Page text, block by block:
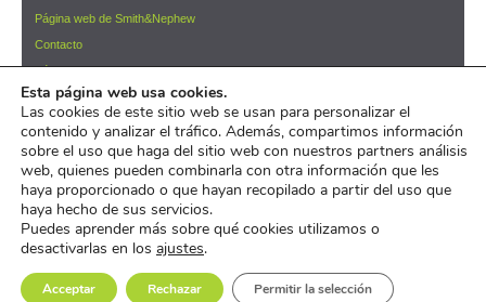
Página web de Smith&Nephew
Contacto
Términos y condiciones de uso
NEWSLETTER ¡Suscríbete ahora!
© 2026 Pacientes y Cuidadores™
pacientesycuidadores.com es un iniciativa deSmith&Nephew
Esta página web usa cookies.
Las cookies de este sitio web se usan para personalizar el
contenido y analizar el tráfico. Además, compartimos información
sobre el uso que haga del sitio web con nuestros partners análisis
web, quienes pueden combinarla con otra información que les
haya proporcionado o que hayan recopilado a partir del uso que
haya hecho de sus servicios.
Puedes aprender más sobre qué cookies utilizamos o
desactivarlas en los ajustes.
Acceptar Rechazar Permitir la selección